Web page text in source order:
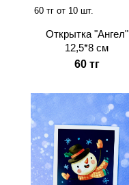
60 тг от 10 шт.
Открытка "Ангел"
12,5*8 см
60 тг